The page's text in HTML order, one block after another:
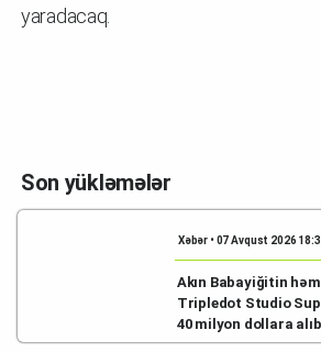
yaradacaq.
Son yükləmələr
Xəbər • 07 Avqust 2026
Akın Babayiğitin
Tripledot Studio
40 milyon dollara